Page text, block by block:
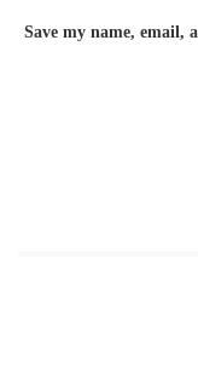
Save my name, email,